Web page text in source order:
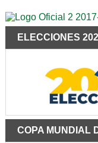
ELECCIONES
COPA MUNDIAL